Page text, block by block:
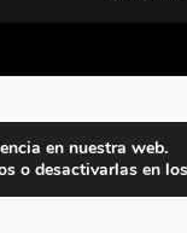
en nuestra web.
o desactivarlas en